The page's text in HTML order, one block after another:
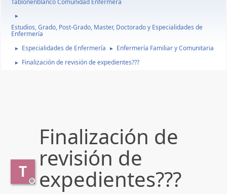
►
Estudios, Grado, Post-Grado, Master, Doctorado y Especialidades de
Enfermería
► Especialidades de Enfermería ► Enfermería Familiar y Comunitaria
► Finalización de revisión de expedientes???
T
Finalización de
revisión de
expedientes???